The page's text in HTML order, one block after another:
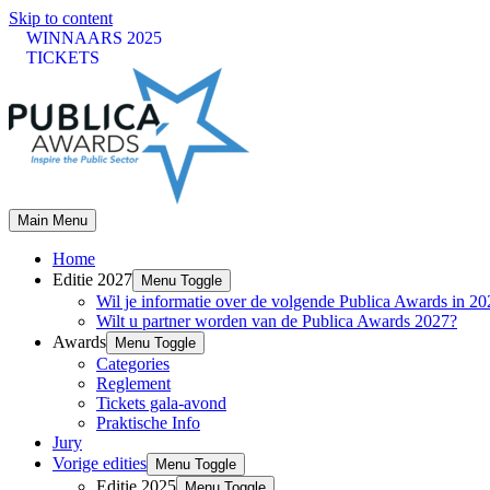
Skip to content
WINNAARS 2025
TICKETS
Main Menu
Home
Editie 2027
Menu Toggle
Wil je informatie over de volgende Publica Awards in
Wilt u partner worden van de Publica Awards 2027?
Awards
Menu Toggle
Categories
Reglement
Tickets gala-avond
Praktische Info
Jury
Vorige edities
Menu Toggle
Editie 2025